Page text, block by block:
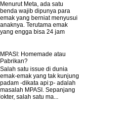
Menurut Meta, ada satu
benda wajib dipunya para
emak yang berniat menyusui
anaknya. Terutama emak
yang engga bisa 24 jam
MPASI: Homemade atau
Pabrikan?
Salah satu issue di dunia
emak-emak yang tak kunjung
padam -dikata api:p- adalah
masalah MPASI. Sepanjang
salah satu ma...